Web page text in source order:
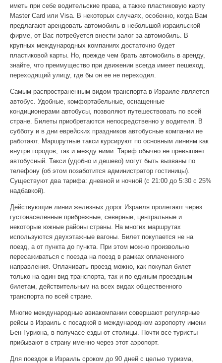
иметь при себе водительские права, а также пластиковую карту
Master Card или Visa. В некоторых случаях, особенно, когда Вам
предлагают арендовать автомобиль в небольшой израильской
фирме, от Вас потребуется внести залог за автомобиль. В
крупных международных компаниях достаточно будет
пластиковой карты. Но, прежде чем брать автомобиль в аренду,
знайте, что преимущество при движении всегда имеет пешеход,
переходящий улицу, где бы он ее не переходил.
Самым распространенным видом транспорта в Израиле является
автобус. Удобные, комфортабельные, оснащенные
кондиционерами автобусы, позволяют путешествовать по всей
стране. Билеты приобретаются непосредственно у водителя. В
субботу и в дни еврейских праздников автобусные компании не
работают. Маршрутные такси курсируют по основным линиям как
внутри городов, так и между ними. Тариф обычно не превышает
автобусный. Такси (удобно и дешево) могут быть вызваны по
телефону (об этом позаботится администратор гостиницы).
Существуют два тарифа: дневной и ночной (с 21:00 до 5:30 с 25%
надбавкой).
Действующие линии железных дорог Израиля пролегают через
густонаселенные прибрежные, северные, центральные и
некоторые южные районы страны. На многих маршрутах
используются двухэтажные вагоны. Билет покупается не на
поезд, а от пункта до пункта. При этом можно произвольно
пересаживаться с поезда на поезд в рамках оплаченного
направления. Оплачивать проезд можно, как покупая билет
только на один вид транспорта, так и по единым проездным
билетам, действительным на всех видах общественного
транспорта по всей стране.
Многие международные авиакомпании совершают регулярные
рейсы в Израиль с посадкой в международном аэропорту имени
Бен-Гуриона, в получасе езды от столицы. Почти все туристы
прибывают в страну именно через этот аэропорт.
Для поездок в Израиль сроком до 90 дней c целью туризма,